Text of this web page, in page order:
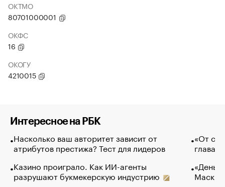
ОКТМО
80701000001
ОКФС
16
ОКОГУ
4210015
Интересное на РБК
Насколько ваш авторитет зависит от
атрибутов престижа? Тест для лидеров
Казино проиграло. Как ИИ-агенты
разрушают букмекерскую индустрию
«От
глава
Маск в